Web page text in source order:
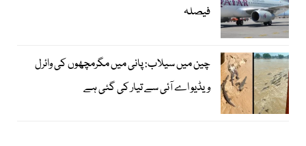
فیصلہ
چین میں سیلاب: پانی میں مگرمچھوں کی وائرل
ویڈیو اے آئی سے تیار کی گئی ہے